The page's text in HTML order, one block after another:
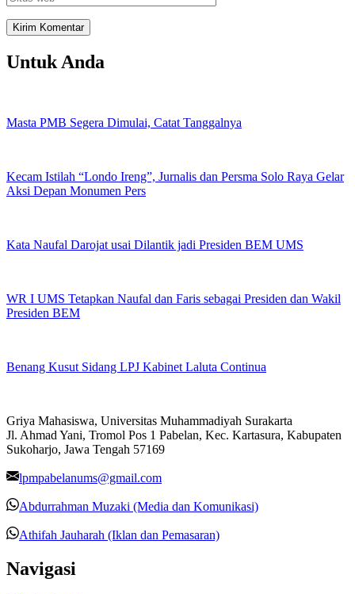
Untuk Anda
Masta PMB Segera Dimulai, Catat Tanggalnya
Kecam Istilah “Londo Ireng”, Jurnalis dan Persma Solo Raya Gelar
Aksi Depan Monumen Pers
Kata Naufal Darojat usai Dilantik jadi Presiden BEM UMS
WR I UMS Tetapkan Naufal dan Faris sebagai Presiden dan Wakil
Presiden BEM
Benang Kusut Sidang LPJ Kabinet Laluta Continua
Griya Mahasiswa, Universitas Muhammadiyah Surakarta
Jl. Ahmad Yani, Tromol Pos 1 Pabelan, Kec. Kartasura, Kabupaten
Sukoharjo, Jawa Tengah 57169
lpmpabelanums@gmail.com
Abdurrahman Muzaki (Media dan Komunikasi)
Athifah Jauharah (Iklan dan Pemasaran)
Navigasi